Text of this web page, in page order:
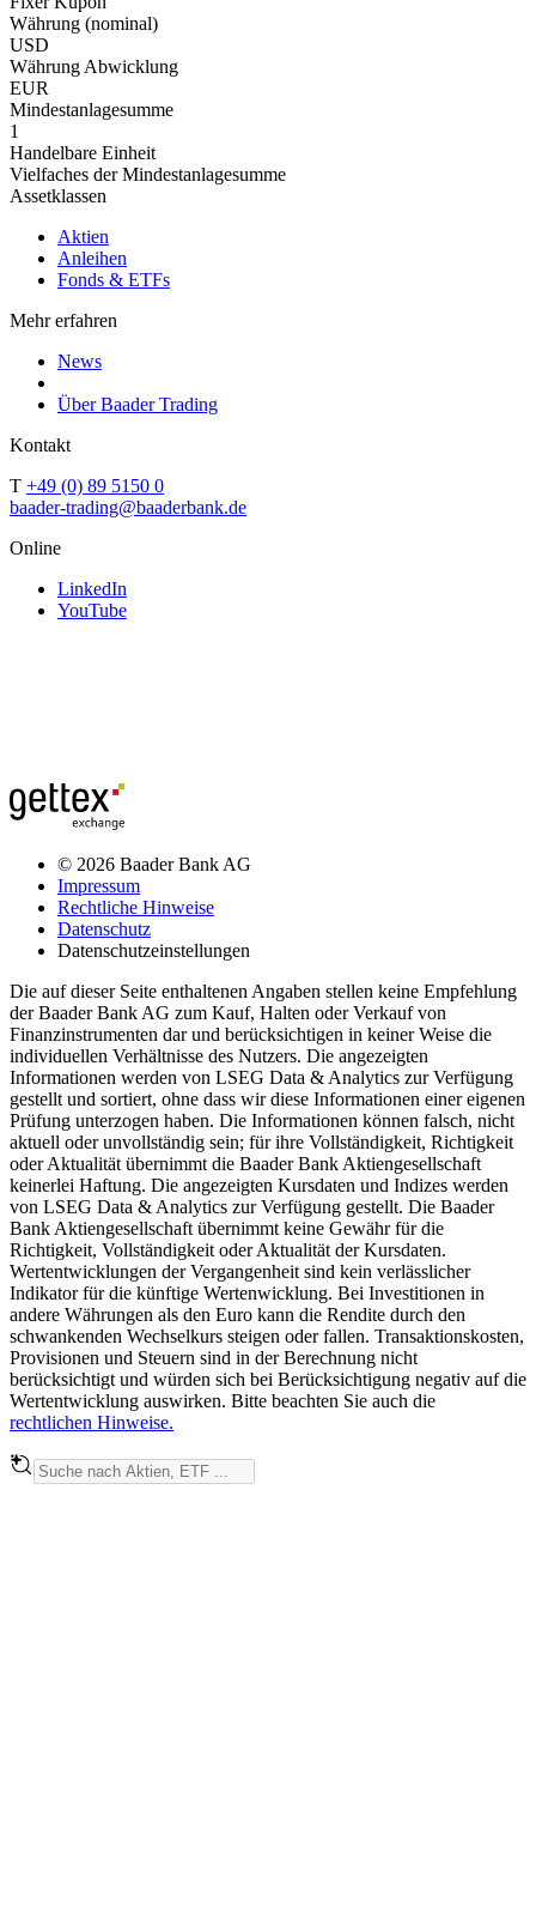
Währung (nominal)
USD
Währung Abwicklung
EUR
Mindestanlagesumme
1
Handelbare Einheit
Vielfaches der Mindestanlagesumme
Assetklassen
Aktien
Anleihen
Fonds & ETFs
Mehr erfahren
News
Über Baader Trading
Kontakt
T +49 (0) 89 5150 0
baader-trading@baaderbank.de
Online
LinkedIn
YouTube
© 2026 Baader Bank AG
Impressum
Rechtliche Hinweise
Datenschutz
Datenschutzeinstellungen
Die auf dieser Seite enthaltenen Angaben stellen keine Empfehlung
der Baader Bank AG zum Kauf, Halten oder Verkauf von
Finanzinstrumenten dar und berücksichtigen in keiner Weise die
individuellen Verhältnisse des Nutzers. Die angezeigten
Informationen werden von LSEG Data & Analytics zur Verfügung
gestellt und sortiert, ohne dass wir diese Informationen einer eigenen
Prüfung unterzogen haben. Die Informationen können falsch, nicht
aktuell oder unvollständig sein; für ihre Vollständigkeit, Richtigkeit
oder Aktualität übernimmt die Baader Bank Aktiengesellschaft
keinerlei Haftung. Die angezeigten Kursdaten und Indizes werden
von LSEG Data & Analytics zur Verfügung gestellt. Die Baader
Bank Aktiengesellschaft übernimmt keine Gewähr für die
Richtigkeit, Vollständigkeit oder Aktualität der Kursdaten.
Wertentwicklungen der Vergangenheit sind kein verlässlicher
Indikator für die künftige Wertenwicklung. Bei Investitionen in
andere Währungen als den Euro kann die Rendite durch den
schwankenden Wechselkurs steigen oder fallen. Transaktionskosten,
Provisionen und Steuern sind in der Berechnung nicht
berücksichtigt und würden sich bei Berücksichtigung negativ auf die
Wertentwicklung auswirken. Bitte beachten Sie auch die
rechtlichen Hinweise.